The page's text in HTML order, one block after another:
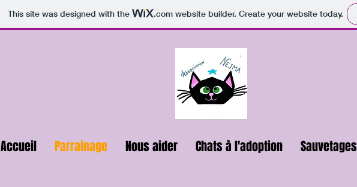
This site was designed with the .comwebsite builder. Create your website today.
Accueil Parrainage Nous aider Chats à l'adoption Sauvetages